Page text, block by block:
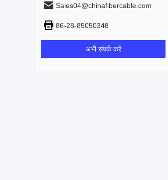
Sales04@chinafibercable.com
86-28-85050348
अभी संपर्क करें